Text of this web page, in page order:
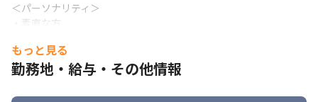
＜パーソナリティ＞
・素直な方
・地頭が良い方
・明るい方
・人から好かれる方
もっと見る
勤務地・給与・その他情報